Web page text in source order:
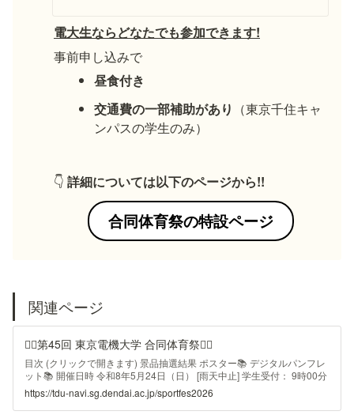
電大生ならどなたでも参加できます!
事前申し込みで
昼食付き
交通費の一部補助があり （東京千住キャ
ンパスの学生のみ）
👇️ 詳細については以下のページから!!
合同体育祭の特設ページ
関連ページ
🏋️‍♂️第45回 東京電機大学 合同体育祭🏋️‍♂️
目次 (クリックで開きます) 景品抽選結果 ポスター📚 デジタルパンフレ
ット📚 開催日時 令和8年5月24日（日） [雨天中止] 学生受付： 9時00分
～9時50分 開会式 ：10時00分 競技開始：10時20分～ 閉会式 ：14
時20分～ 開催場所 バス時刻表 🚌 キャンパス利用諸注意⚠
https://tdu-navi.sg.dendai.ac.jp/sportfes2026